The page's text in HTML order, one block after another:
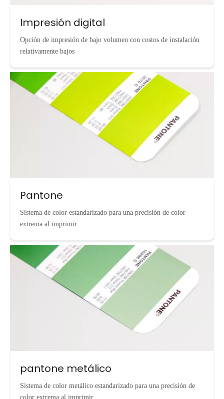
Impresión digital
Opción de impresión de bajo volumen con costos de instalación
relativamente bajos
Pantone
Sistema de color estandarizado para una precisión de color
extrema al imprimir
pantone metálico
Sistema de color metálico estandarizado para una precisión de
color extrema al imprimir